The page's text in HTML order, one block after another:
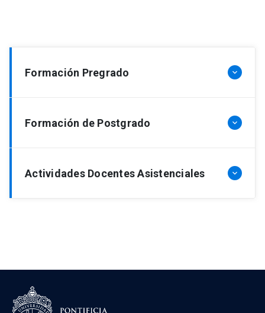
Formación Pregrado keyboard_arrow_down
Medicina – Pontificia Universidad Católica de
Formación de Postgrado keyboard_arrow_down
Pediatría – Pontificia Universidad Católica de
Actividades Docentes Asistenciales keyboard_arrow_down